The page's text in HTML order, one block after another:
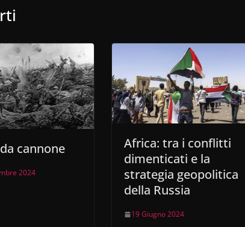
cannone
2024
Africa: tra i conflitti
dimenticati e la
strategia geopolitica
della Russia
19 Giugno 2024